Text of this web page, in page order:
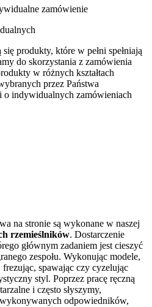
zamówienie
produkty, które w pełni spełniają
do skorzystania z zamówienia
w różnych kształtach
przez Państwa
o indywidualnych zamówieniach
na stronie są wykonane w naszej
rzemieślników. Dostarczenie
głównym zadaniem jest cieszyć
zespołu. Wykonując modele,
spawając czy cyzelując
styl. Poprzez pracę ręczną
i często słyszymy,
odpowiedników,